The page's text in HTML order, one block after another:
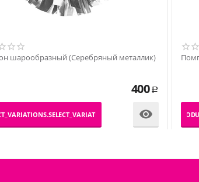
шарообразный (Cеребряный металлик)
400 Р
